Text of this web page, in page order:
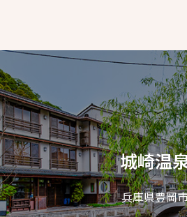
城崎温
兵庫県豊岡